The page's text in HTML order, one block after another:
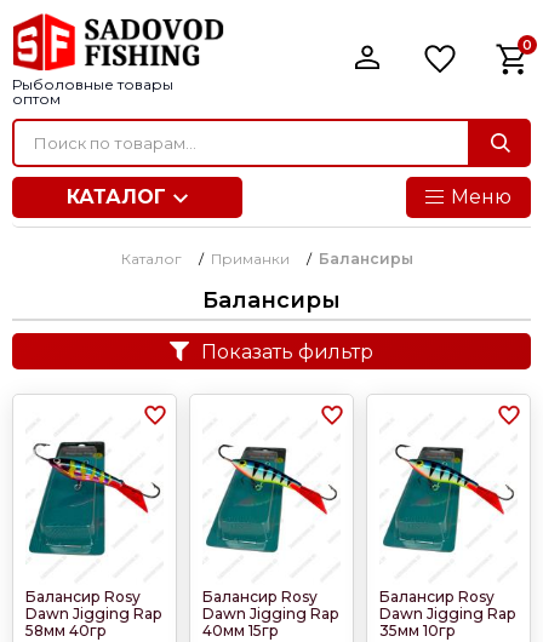
Рыболовные товары
оптом
0
КАТАЛОГ Меню
Каталог / Приманки / Балансиры
Балансиры
Показать фильтр
Балансир Rosy
Dawn Jigging Rap
58мм 40гр
Балансир Rosy
Dawn Jigging Rap
40мм 15гр
Балансир Rosy
Dawn Jigging Rap
35мм 10гр